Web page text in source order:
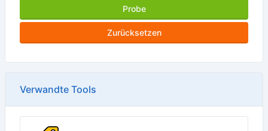
Probe
Zurücksetzen
Verwandte Tools